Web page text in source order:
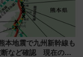
本地震で九州新幹線も
断など確認 現在の運